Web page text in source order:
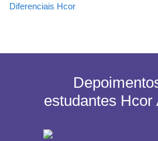
Diferenciais Hcor
estudantes Hcor